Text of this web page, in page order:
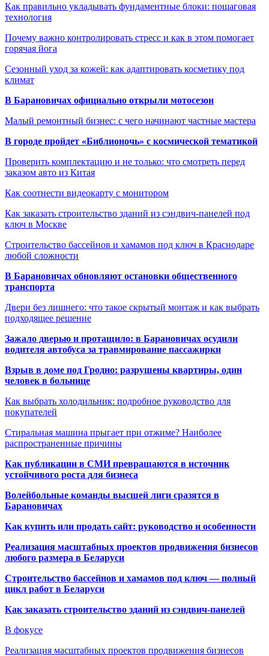
Как правильно укладывать фундаментные блоки: пошаговая
технология
Почему важно контролировать стресс и как в этом помогает
горячая йога
Сезонный уход за кожей: как адаптировать косметику под
климат
В Барановичах официально открыли мотосезон
Малый ремонтный бизнес: с чего начинают частные мастера
В городе пройдет «Библионочь» с космической тематикой
Проверить комплектацию и не только: что смотреть перед
заказом авто из Китая
Как соотнести видеокарту с монитором
Как заказать строительство зданий из сэндвич-панелей под
ключ в Москве
Строительство бассейнов и хамамов под ключ в Краснодаре
любой сложности
В Барановичах обновляют остановки общественного
транспорта
Двери без лишнего: что такое скрытый монтаж и как выбрать
подходящее решение
Зажало дверью и протащило: в Барановичах осудили
водителя автобуса за травмирование пассажирки
Взрыв в доме под Гродно: разрушены квартиры, один
человек в больнице
Как выбрать холодильник: подробное руководство для
покупателей
Стиральная машина прыгает при отжиме? Наиболее
распространенные причины
Как публикации в СМИ превращаются в источник
устойчивого роста для бизнеса
Волейбольные команды высшей лиги сразятся в
Барановичах
Как купить или продать сайт: руководство и особенности
Реализация масштабных проектов продвижения бизнесов
любого размера в Беларуси
Строительство бассейнов и хамамов под ключ — полный
цикл работ в Беларуси
Как заказать строительство зданий из сэндвич-панелей
В фокусе
Реализация масштабных проектов продвижения бизнесов